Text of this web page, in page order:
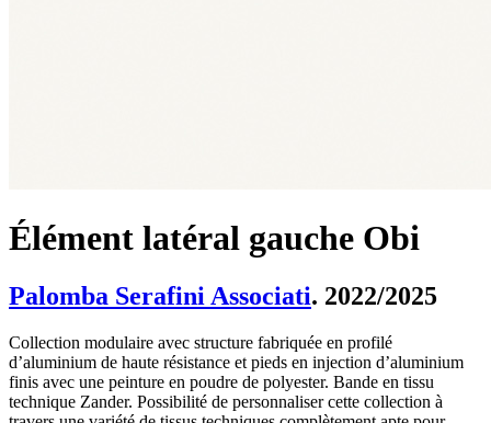
Élément latéral gauche Obi
Palomba Serafini Associati. 2022/2025
Collection modulaire avec structure fabriquée en profilé
d’aluminium de haute résistance et pieds en injection d’aluminium
finis avec une peinture en poudre de polyester. Bande en tissu
technique Zander. Possibilité de personnaliser cette collection à